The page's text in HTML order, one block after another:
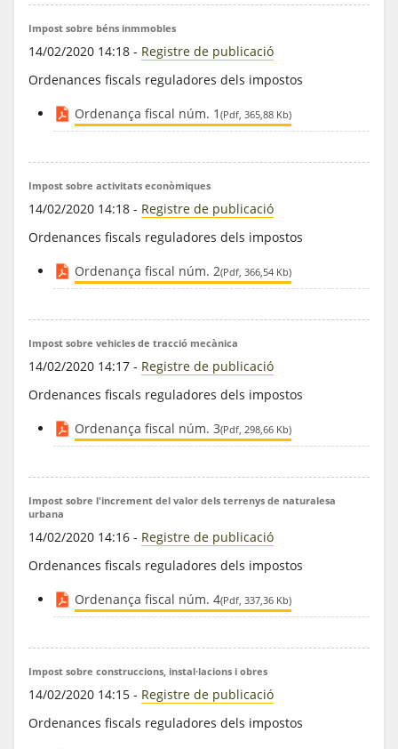
Impost sobre béns inmmobles
14/02/2020 14:18 - Registre de publicació
Ordenances fiscals reguladores dels impostos
Ordenança fiscal núm. 1 (Pdf, 365,88 Kb)
Impost sobre activitats econòmiques
14/02/2020 14:18 - Registre de publicació
Ordenances fiscals reguladores dels impostos
Ordenança fiscal núm. 2(Pdf, 366,54 Kb)
Impost sobre vehicles de tracció mecànica
14/02/2020 14:17 - Registre de publicació
Ordenances fiscals reguladores dels impostos
Ordenança fiscal núm. 3(Pdf, 298,66 Kb)
Impost sobre l'increment del valor dels terrenys de naturalesa
urbana
14/02/2020 14:16 - Registre de publicació
Ordenances fiscals reguladores dels impostos
Ordenança fiscal núm. 4(Pdf, 337,36 Kb)
Impost sobre construccions, instal·lacions i obres
14/02/2020 14:15 - Registre de publicació
Ordenances fiscals reguladores dels impostos